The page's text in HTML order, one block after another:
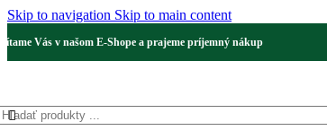
Skip to navigation Skip to main content
Vás v našom E-Shope a prajeme príjemný nákup